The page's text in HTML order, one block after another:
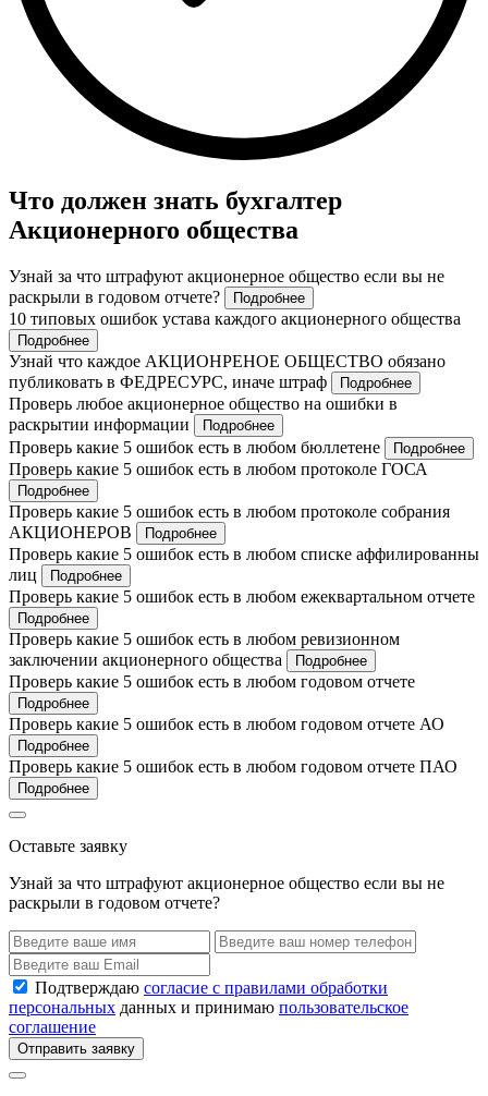
Что должен знать бухгалтер
Акционерного общества
Узнай за что штрафуют акционерное общество если вы не
раскрыли в годовом отчете?
Подробнее
10 типовых ошибок устава каждого акционерного общества
Подробнее
Узнай что каждое АКЦИОНРЕНОЕ ОБЩЕСТВО обязано
публиковать в ФЕДРЕСУРС, иначе штраф
Подробнее
Проверь любое акционерное общество на ошибки в
раскрытии информации
Подробнее
Проверь какие 5 ошибок есть в любом бюллетене Подробнее
Проверь какие 5 ошибок есть в любом протоколе ГОСА
Подробнее
Проверь какие 5 ошибок есть в любом протоколе собрания
АКЦИОНЕРОВ
Подробнее
Проверь какие 5 ошибок есть в любом списке аффилированны
лиц
Подробнее
Проверь какие 5 ошибок есть в любом ежеквартальном отчете
Подробнее
Проверь какие 5 ошибок есть в любом ревизионном
заключении акционерного общества
Подробнее
Проверь какие 5 ошибок есть в любом годовом отчете
Подробнее
Проверь какие 5 ошибок есть в любом годовом отчете АО
Подробнее
Проверь какие 5 ошибок есть в любом годовом отчете ПАО
Подробнее
Оставьте заявку
Узнай за что штрафуют акционерное общество если вы не
раскрыли в годовом отчете?
Подтверждаю согласие с правилами обработки
персональных данных и принимаю пользовательское
соглашение
Отправить заявку